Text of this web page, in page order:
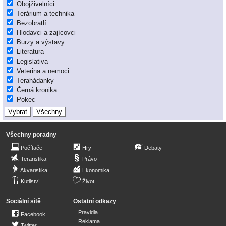
Obojživelníci
Terárium a technika
Bezobratlí
Hlodavci a zajícovci
Burzy a výstavy
Literatura
Legislativa
Veterina a nemoci
Terahádanky
Černá kronika
Pokec
Všechny poradny
Počítače
Teraristika
Akvaristika
Kutilství
Hry
Právo
Ekonomika
Život
Debaty
Sociální sítě
Facebook
Ostatní odkazy
Pravidla
Reklama